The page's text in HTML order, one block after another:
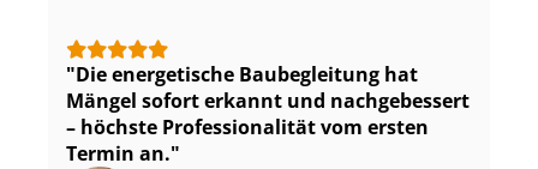
Die energetische Baubegleitung hat
Mängel sofort erkannt und nachgebessert
– höchste Pro­fes­sio­na­li­tät vom ersten
Termin an.